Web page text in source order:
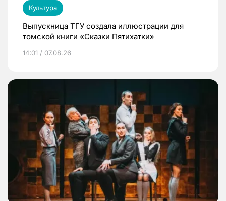
Культура
Выпускница ТГУ создала иллюстрации для
томской книги «Сказки Пятихатки»
14:01 / 07.08.26